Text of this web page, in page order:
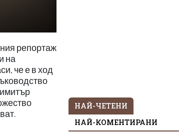
репортаж
на
че е в ход
НАЙ-ЧЕТЕНИ
НАЙ-КОМЕНТИРАНИ